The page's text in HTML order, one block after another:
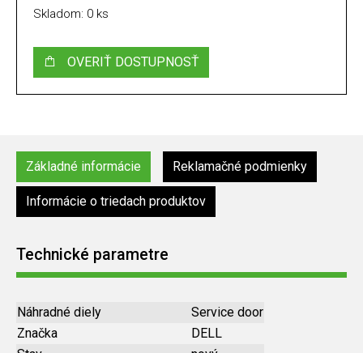
Skladom: 0 ks
OVERIŤ DOSTUPNOSŤ
Základné informácie Reklamačné podmienky
Informácie o triedach produktov
Technické parametre
Náhradné diely
Service door
Značka
DELL